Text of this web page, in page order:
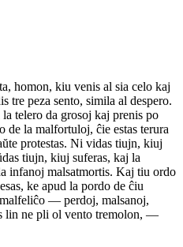
homon, kiu venis al sia celo kaj
tre peza sento, simila al despero.
telero da grosoj kaj prenis po
la malfortuloj, ĉie estas terura
protestas. Ni vidas tiujn, kiuj
tiujn, kiuj suferas, kaj la
infanoj malsatmortis. Kaj tiu ordo
ke apud la pordo de ĉiu
— perdoj, malsanoj,
lin ne pli ol vento tremolon, —